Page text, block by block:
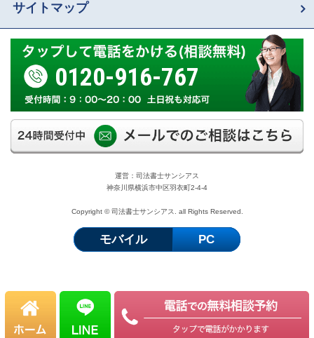
サイトマップ
0120-916-767
運営：司法書士サンシアス
神奈川県横浜市中区羽衣町2-4-4
Copyright © 司法書士サンシアス. all Rights Reserved.
モバイル PC